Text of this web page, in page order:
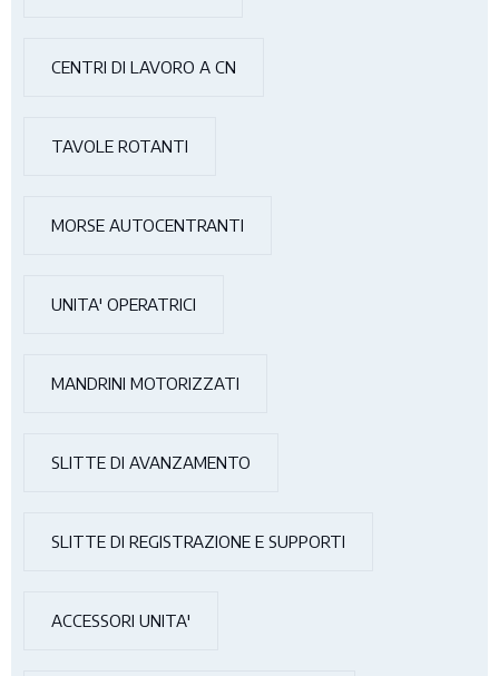
CENTRI DI LAVORO A CN
TAVOLE ROTANTI
MORSE AUTOCENTRANTI
UNITA' OPERATRICI
MANDRINI MOTORIZZATI
SLITTE DI AVANZAMENTO
SLITTE DI REGISTRAZIONE E SUPPORTI
ACCESSORI UNITA'